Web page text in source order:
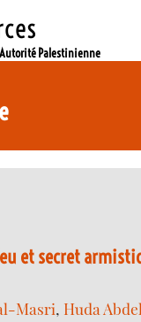
Autorité Palestinienne
et secret
Masri,Huda